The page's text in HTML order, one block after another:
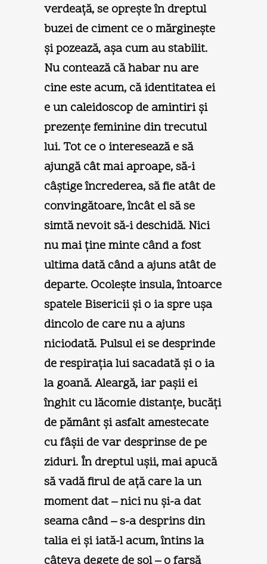
verdeaţă, se opreşte în dreptul
buzei de ciment ce o mărgineşte
şi pozează, aşa cum au stabilit.
Nu contează că habar nu are
cine este acum, că identitatea ei
e un caleidoscop de amintiri şi
prezenţe feminine din trecutul
lui. Tot ce o interesează e să
ajungă cât mai aproape, să-i
câştige încrederea, să fie atât de
convingătoare, încât el să se
simtă nevoit să-i deschidă. Nici
nu mai ţine minte când a fost
ultima dată când a ajuns atât de
departe. Ocoleşte insula, întoarce
spatele Bisericii şi o ia spre uşa
dincolo de care nu a ajuns
niciodată. Pulsul ei se desprinde
de respiraţia lui sacadată şi o ia
la goană. Aleargă, iar paşii ei
înghit cu lăcomie distanţe, bucăţi
de pământ şi asfalt amestecate
cu fâşii de var desprinse de pe
ziduri. În dreptul uşii, mai apucă
să vadă firul de aţă care la un
moment dat – nici nu şi-a dat
seama când – s-a desprins din
talia ei şi iată-l acum, întins la